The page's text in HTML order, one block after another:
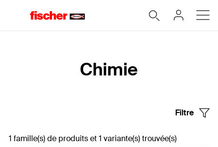
Chimie
Filtre
1 famille(s) de produits et 1 variante(s) trouvée(s)